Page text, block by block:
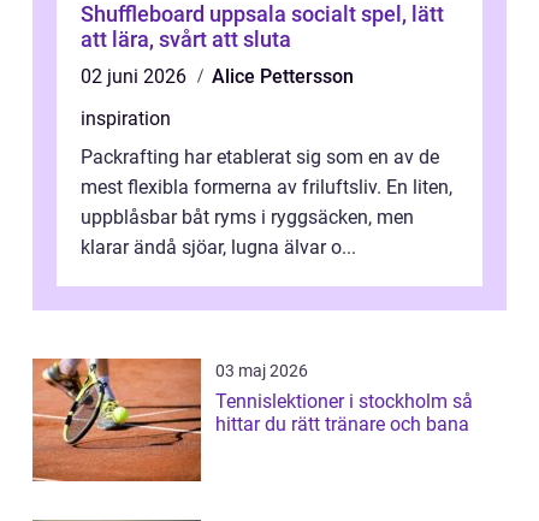
Shuffleboard uppsala socialt spel, lätt
att lära, svårt att sluta
02 juni 2026
Alice Pettersson
inspiration
Packrafting har etablerat sig som en av de
mest flexibla formerna av friluftsliv. En liten,
uppblåsbar båt ryms i ryggsäcken, men
klarar ändå sjöar, lugna älvar o...
03 maj 2026
Tennislektioner i stockholm så
hittar du rätt tränare och bana